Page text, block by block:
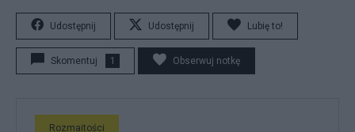
Udostępnij Udostępnij Lubię to!
Skomentuj 1 Obserwuj notkę
Rozmaitości